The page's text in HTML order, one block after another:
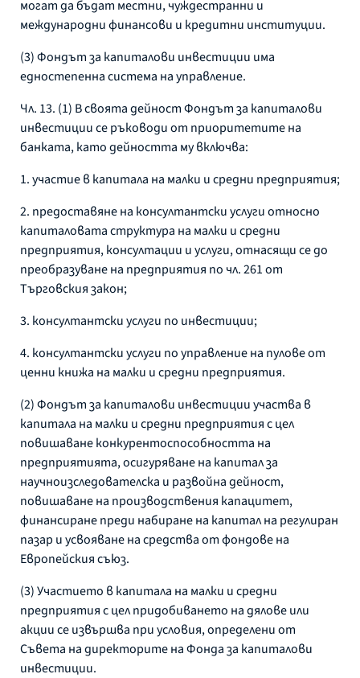
могат да бъдат местни, чуждестранни и
международни финансови и кредитни институции.
(3) Фондът за капиталови инвестиции има
едностепенна система на управление.
Чл. 13. (1) В своята дейност Фондът за капиталови
инвестиции се ръководи от приоритетите на
банката, като дейността му включва:
1. участие в капитала на малки и средни предприятия;
2. предоставяне на консултантски услуги относно
капиталовата структура на малки и средни
предприятия, консултации и услуги, отнасящи се до
преобразуване на предприятия по чл. 261 от
Търговския закон;
3. консултантски услуги по инвестиции;
4. консултантски услуги по управление на пулове от
ценни книжа на малки и средни предприятия.
(2) Фондът за капиталови инвестиции участва в
капитала на малки и средни предприятия с цел
повишаване конкурентоспособността на
предприятията, осигуряване на капитал за
научноизследователска и развойна дейност,
повишаване на производствения капацитет,
финансиране преди набиране на капитал на регулиран
пазар и усвояване на средства от фондове на
Европейския съюз.
(3) Участието в капитала на малки и средни
предприятия с цел придобиването на дялове или
акции се извършва при условия, определени от
Съвета на директорите на Фонда за капиталови
инвестиции.